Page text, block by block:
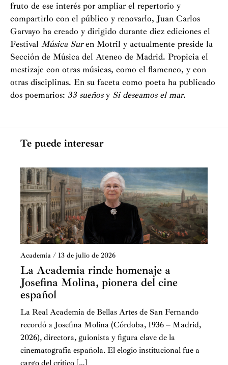
fruto de ese interés por ampliar el repertorio y
compartirlo con el público y renovarlo, Juan Carlos
Garvayo ha creado y dirigido durante diez ediciones el
Festival Música Suren Motril y actualmente preside la
Sección de Música del Ateneo de Madrid. Propicia el
mestizaje con otras músicas, como el flamenco, y con
otras disciplinas. En su faceta como poeta ha publicado
dos poemarios: 33 sueñosy Si deseamos el mar.
Te puede interesar
Academia / 13 de julio de 2026
La Academia rinde homenaje a
Josefina Molina, pionera del cine
español
La Real Academia de Bellas Artes de San Fernando
recordó a Josefina Molina (Córdoba, 1936 – Madrid,
2026), directora, guionista y figura clave de la
cinematografía española. El elogio institucional fue a
cargo del crítico […]